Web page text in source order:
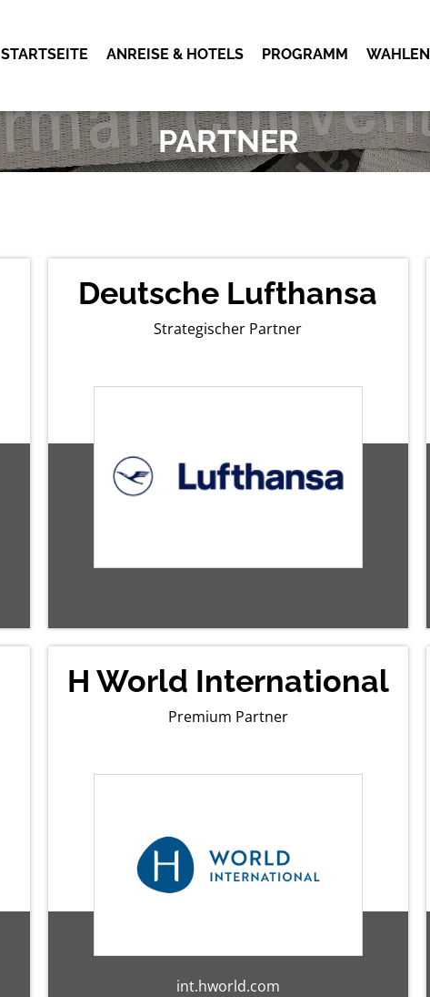
STARTSEITE ANREISE & HOTELS PROGRAMM WAHLEN
PARTNER
Deutsche Lufthansa
Strategischer Partner
H World International
Premium Partner
int.hworld.com
OK